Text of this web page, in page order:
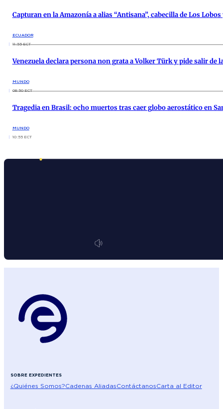
Capturan en la Amazonía a alias “Antisana”, cabecilla de Los
ECUADOR
11:55 ECT
Venezuela declara persona non grata a Volker Türk y pide salir de
MUNDO
08:50 ECT
Tragedia en Brasil: ocho muertos tras caer globo aerostático en
MUNDO
10:55 ECT
SOBRE EXPEDIENTES
¿Quiénes Somos?Cadenas AliadasContáctanosCarta al Editor